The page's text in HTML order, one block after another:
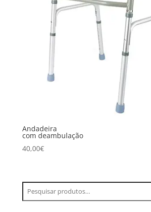
Andadeira
com deambulação
40,00€